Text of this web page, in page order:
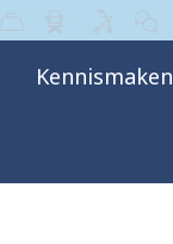
Kennismaken